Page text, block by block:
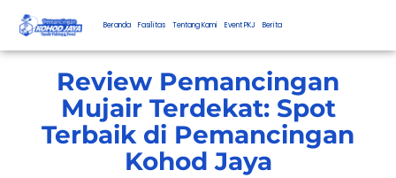
Beranda Fasilitas Tentang Kami Event PKJ Berita
Review Pemancingan
Mujair Terdekat: Spot
Terbaik di Pemancingan
Kohod Jaya